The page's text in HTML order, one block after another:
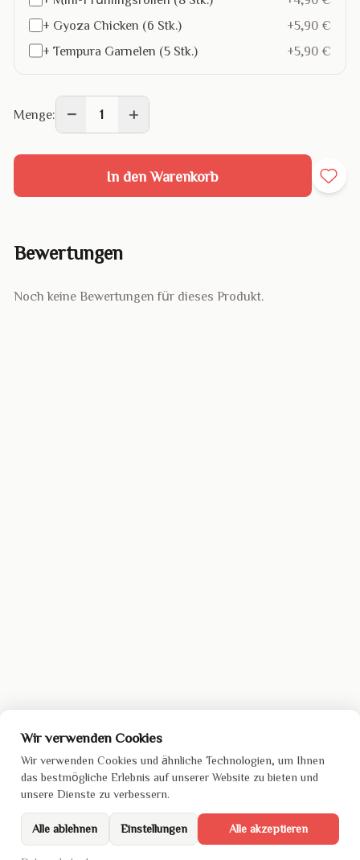
+ Gyoza Chicken (6 Stk.)
+5,90 €
+ Tempura Garnelen (5 Stk.)
+5,90 €
Menge: − 1 +
In den Warenkorb
Bewertungen
Noch keine Bewertungen für dieses Produkt.
Wir verwenden Cookies
Wir verwenden Cookies und ähnliche Technologien, um Ihnen
das bestmögliche Erlebnis auf unserer Website zu bieten und
unsere Dienste zu verbessern.
Alle ablehnen Einstellungen Alle akzeptieren